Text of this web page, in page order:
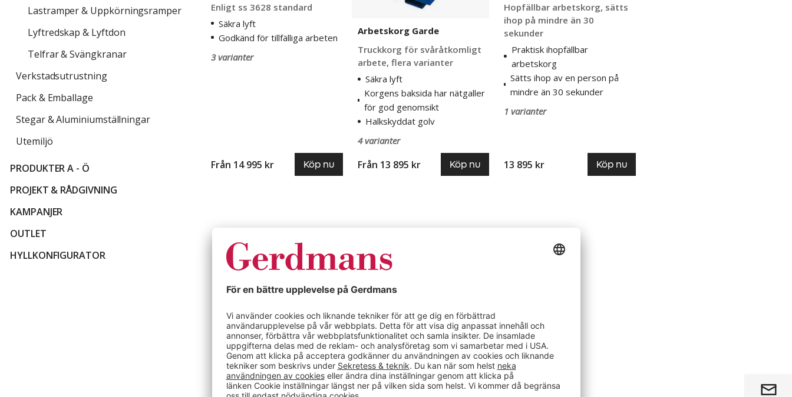
Lastramper & Uppkörningsramper
Lyftredskap & Lyftdon
Telfrar & Svängkranar
Verkstadsutrustning
Pack & Emballage
Stegar & Aluminiumställningar
Utemiljö
PRODUKTER A - Ö
PROJEKT & RÅDGIVNING
KAMPANJER
OUTLET
HYLLKONFIGURATOR
Enligt ss 3628 standard
Säkra lyft
Godkänd för tillfälliga arbeten
3 varianter
Från 14 995 kr Köp nu
Arbetskorg Garde
Truckkorg för svåråtkomligt
arbete, flera varianter
Säkra lyft
Korgens baksida har nätgaller
för god genomsikt
Halkskyddat golv
4 varianter
Från 13 895 kr Köp nu
Hopfällbar arbetskorg, sätts
ihop på mindre än 30
sekunder
Praktisk ihopfällbar
arbetskorg
Sätts ihop av en person på
mindre än 30 sekunder
1 varianter
13 895 kr Köp nu